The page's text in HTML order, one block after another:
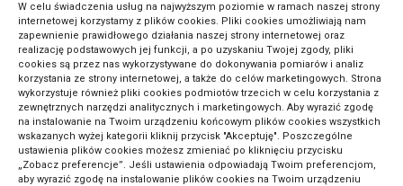
W celu świadczenia usług na najwyższym poziomie w ramach naszej strony
internetowej korzystamy z plików cookies. Pliki cookies umożliwiają nam
zapewnienie prawidłowego działania naszej strony internetowej oraz
realizację podstawowych jej funkcji, a po uzyskaniu Twojej zgody, pliki
cookies są przez nas wykorzystywane do dokonywania pomiarów i analiz
korzystania ze strony internetowej, a także do celów marketingowych. Strona
wykorzystuje również pliki cookies podmiotów trzecich w celu korzystania z
zewnętrznych narzędzi analitycznych i marketingowych. Aby wyrazić zgodę
na instalowanie na Twoim urządzeniu końcowym plików cookies wszystkich
wskazanych wyżej kategorii kliknij przycisk "Akceptuję". Poszczególne
ustawienia plików cookies możesz zmieniać po kliknięciu przycisku
„Zobacz preferencje”. Jeśli ustawienia odpowiadają Twoim preferencjom,
aby wyrazić zgodę na instalowanie plików cookies na Twoim urządzeniu
Technologia (6)
Technologia i innowacje (1)
Tenis (1)